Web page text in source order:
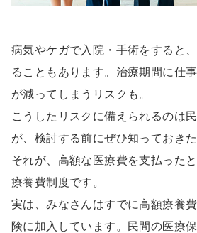
病気やケガで入院・手術をすると
ることもあります。治療期間に仕
が減ってしまうリスクも。
こうしたリスクに備えられるのは
が、検討する前にぜひ知っておき
それが、高額な医療費を支払った
療養費制度です。
実は、みなさんはすでに高額療養
険に加入しています。民間の医療